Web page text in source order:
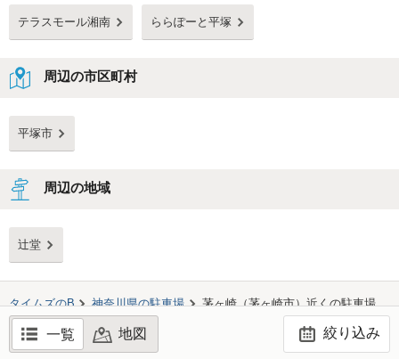
一覧 地図 絞り込み
テラスモール湘南 ららぽーと平塚
周辺の市区町村
平塚市
周辺の地域
辻堂
タイムズのB 神奈川県の駐車場 茅ヶ崎（茅ヶ崎市）近くの駐車場
©TIMES24 CO., LTD. All Rights Reserved.